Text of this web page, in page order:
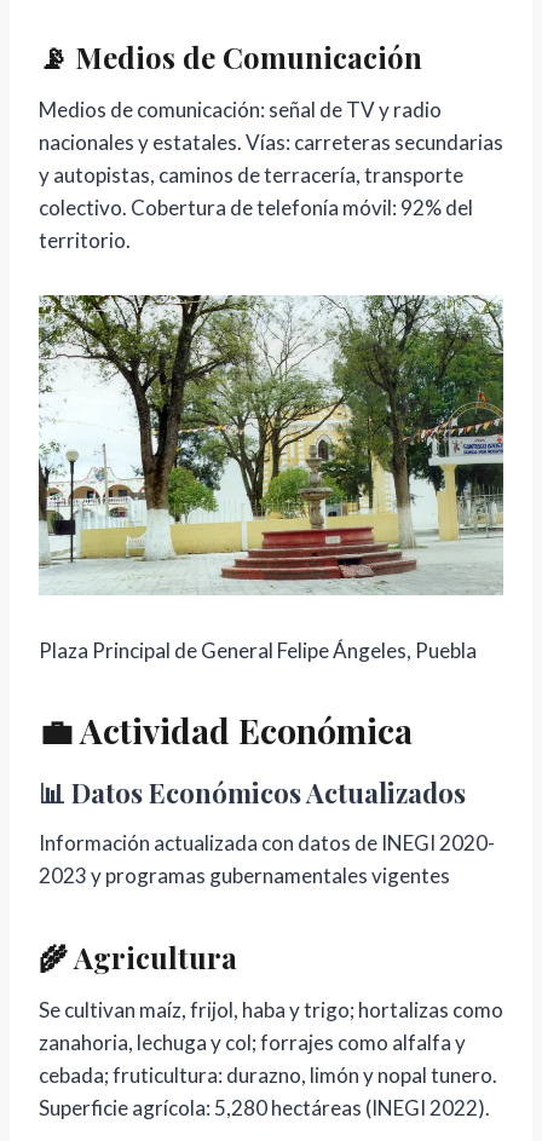
📡 Medios de Comunicación
Medios de comunicación: señal de TV y radio
nacionales y estatales. Vías: carreteras secundarias
y autopistas, caminos de terracería, transporte
colectivo. Cobertura de telefonía móvil: 92% del
territorio.
Plaza Principal de General Felipe Ángeles, Puebla
💼 Actividad Económica
📊 Datos Económicos Actualizados
Información actualizada con datos de INEGI 2020-
2023 y programas gubernamentales vigentes
🌾 Agricultura
Se cultivan maíz, frijol, haba y trigo; hortalizas como
zanahoria, lechuga y col; forrajes como alfalfa y
cebada; fruticultura: durazno, limón y nopal tunero.
Superficie agrícola: 5,280 hectáreas (INEGI 2022).